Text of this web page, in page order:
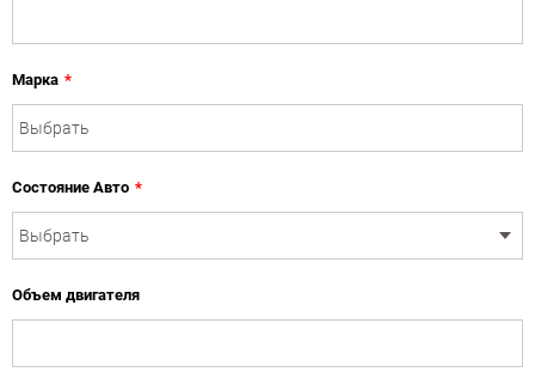
Марка *
Состояние Авто *
Объем двигателя